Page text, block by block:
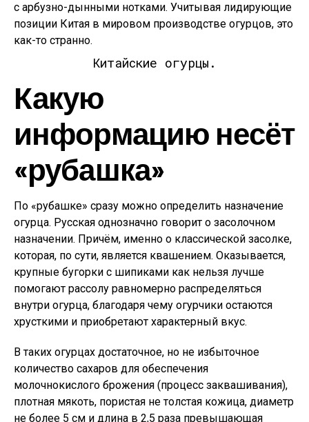
с арбузно-дынными нотками. Учитывая лидирующие
позиции Китая в мировом производстве огурцов, это
как-то странно.
Китайские огурцы.
Какую
информацию несёт
«рубашка»
По «рубашке» сразу можно определить назначение
огурца. Русская однозначно говорит о засолочном
назначении. Причём, именно о классической засолке,
которая, по сути, является квашением. Оказывается,
крупные бугорки с шипиками как нельзя лучше
помогают рассолу равномерно распределяться
внутри огурца, благодаря чему огурчики остаются
хрусткими и приобретают характерный вкус.
В таких огурцах достаточное, но не избыточное
количество сахаров для обеспечения
молочнокислого брожения (процесс заквашивания),
плотная мякоть, пористая не толстая кожица, диаметр
не более 5 см и длина в 2,5 раза превышающая